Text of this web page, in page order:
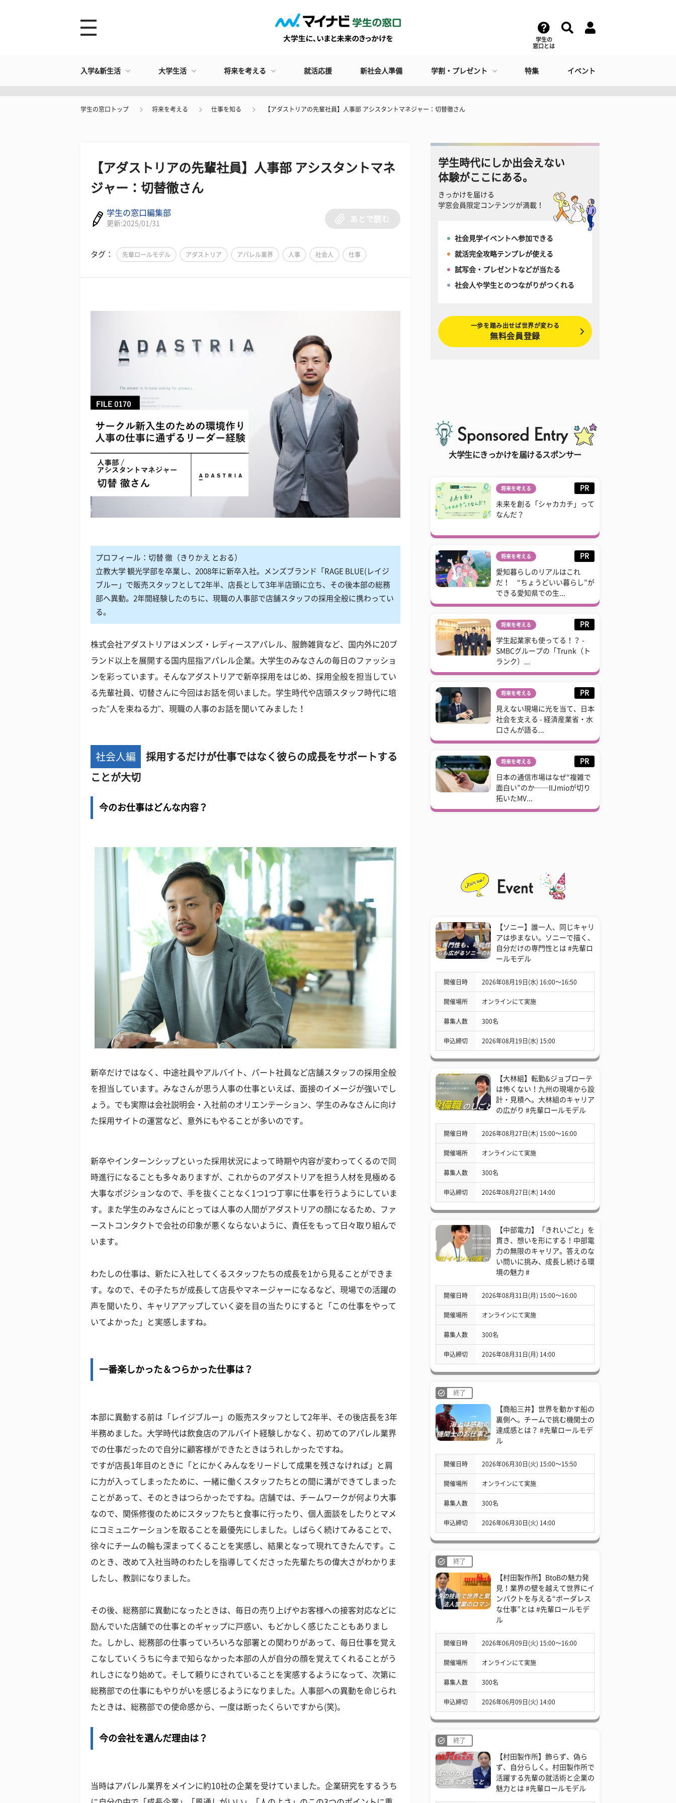
学生の
窓口とは
入学&新生活 大学生活 将来を考える 就活応援 新社会人準備 学割・プレゼント 特集 イベント
学生の窓口トップ 将来を考える 仕事を知る 【アダストリアの先輩社員】人事部 アシスタントマネジャー：切替徹さん
【アダストリアの先輩社員】人事部 アシスタントマネ
ジャー：切替徹さん
学生の窓口編集部
更新:2025/01/31
あとで読む
タグ： 先輩ロールモデル アダストリア アパレル業界 人事 社会人 仕事
プロフィール：切替 徹（きりかえ とおる）
立教大学 観光学部を卒業し、2008年に新卒入社。メンズブランド「RAGE BLUE(レイジ
ブルー」で販売スタッフとして2年半、店長として3年半店頭に立ち、その後本部の総務
部へ異動。2年間経験したのちに、現職の人事部で店舗スタッフの採用全般に携わってい
る。
株式会社アダストリアはメンズ・レディースアパレル、服飾雑貨など、国内外に20ブ
ランド以上を展開する国内屈指アパレル企業。大学生のみなさんの毎日のファッショ
ンを彩っています。そんなアダストリアで新卒採用をはじめ、採用全般を担当してい
る先輩社員、切替さんに今回はお話を伺いました。学生時代や店頭スタッフ時代に培
った"人を束ねる力"、現職の人事のお話を聞いてみました！
社会人編 採用するだけが仕事ではなく彼らの成長をサポートする
ことが大切
今のお仕事はどんな内容？
新卒だけではなく、中途社員やアルバイト、パート社員など店舗スタッフの採用全般
を担当しています。みなさんが思う人事の仕事といえば、面接のイメージが強いでし
ょう。でも実際は会社説明会・入社前のオリエンテーション、学生のみなさんに向け
た採用サイトの運営など、意外にもやることが多いのです。
新卒やインターンシップといった採用状況によって時期や内容が変わってくるので同
時進行になることも多々ありますが、これからのアダストリアを担う人材を見極める
大事なポジションなので、手を抜くことなく1つ1つ丁寧に仕事を行うようにしていま
す。また学生のみなさんにとっては人事の人間がアダストリアの顔になるため、ファ
ーストコンタクトで会社の印象が悪くならないように、責任をもって日々取り組んで
います。
わたしの仕事は、新たに入社してくるスタッフたちの成長を1から見ることができま
す。なので、その子たちが成長して店長やマネージャーになるなど、現場での活躍の
声を聞いたり、キャリアアップしていく姿を目の当たりにすると「この仕事をやって
いてよかった」と実感しますね。
一番楽しかった＆つらかった仕事は？
本部に異動する前は「レイジブルー」の販売スタッフとして2年半、その後店長を3年
半務めました。大学時代は飲食店のアルバイト経験しかなく、初めてのアパレル業界
での仕事だったので自分に顧客様ができたときはうれしかったですね。
ですが店長1年目のときに「とにかくみんなをリードして成果を残さなければ」と肩
に力が入ってしまったために、一緒に働くスタッフたちとの間に溝ができてしまった
ことがあって、そのときはつらかったですね。店舗では、チームワークが何より大事
なので、関係修復のためにスタッフたちと食事に行ったり、個人面談をしたりとマメ
にコミュニケーションを取ることを最優先にしました。しばらく続けてみることで、
徐々にチームの輪も深まってくることを実感し、結果となって現れてきたんです。こ
のとき、改めて入社当時のわたしを指導してくださった先輩たちの偉大さがわかりま
したし、教訓になりました。
その後、総務部に異動になったときは、毎日の売り上げやお客様への接客対応などに
励んでいた店舗での仕事とのギャップに戸惑い、もどかしく感じたこともありまし
た。しかし、総務部の仕事っていろいろな部署との関わりがあって、毎日仕事を覚え
こなしていくうちに今まで知らなかった本部の人が自分の顔を覚えてくれることがう
れしさになり始めて。そして頼りにされていることを実感するようになって、次第に
総務部での仕事にもやりがいを感じるようになりました。人事部への異動を命じられ
たときは、総務部での使命感から、一度は断ったくらいですから(笑)。
今の会社を選んだ理由は？
当時はアパレル業界をメインに約10社の企業を受けていました。企業研究をするうち
学生時代にしか出会えない
体験がここにある。
きっかけを届ける
学窓会員限定コンテンツが満載！
社会見学イベントへ参加できる
就活完全攻略テンプレが使える
試写会・プレゼントなどが当たる
社会人や学生とのつながりがつくれる
一歩を踏み出せば世界が変わる
無料会員登録
大学生にきっかけを届けるスポンサー
将来を考える PR
未来を創る「シャカカチ」って
なんだ？
将来を考える PR
愛知暮らしのリアルはこれ
だ！ “ちょうどいい暮らし”が
できる愛知県での生...
将来を考える PR
学生起業家も使ってる！？ -
SMBCグループの「Trunk（ト
ランク）...
将来を考える PR
見えない現場に光を当て、日本
社会を支える - 経済産業省・水
口さんが語る...
将来を考える PR
日本の通信市場はなぜ“複雑で
面白い”のか──IIJmioが切り
拓いたMV...
【ソニー】誰一人、同じキャリ
アは歩まない。ソニーで描く、
自分だけの専門性とは #先輩ロ
ールモデル
開催日時 2026年08月19日(水) 16:00〜16:50
開催場所 オンラインにて実施
募集人数 300名
申込締切 2026年08月19日(水) 15:00
【大林組】転勤&ジョブローテ
は怖くない！九州の現場から設
計・見積へ。大林組のキャリア
の広がり #先輩ロールモデル
開催日時 2026年08月27日(木) 15:00〜16:00
開催場所 オンラインにて実施
募集人数 300名
申込締切 2026年08月27日(木) 14:00
【中部電力】「きれいごと」を
貫き、想いを形にする！中部電
力の無限のキャリア。答えのな
い問いに挑み、成長し続ける環
境の魅力 #
開催日時 2026年08月31日(月) 15:00〜16:00
開催場所 オンラインにて実施
募集人数 300名
申込締切 2026年08月31日(月) 14:00
終了
【商船三井】世界を動かす船の
裏側へ。チームで挑む機関士の
達成感とは？ #先輩ロールモデ
ル
開催日時 2026年06月30日(火) 15:00〜15:50
開催場所 オンラインにて実施
募集人数 300名
申込締切 2026年06月30日(火) 14:00
終了
【村田製作所】BtoBの魅力発
見！業界の壁を越えて世界にイ
ンパクトを与える“ボーダレス
な仕事”とは #先輩ロールモデ
ル
開催日時 2026年06月09日(火) 15:00〜16:00
開催場所 オンラインにて実施
募集人数 300名
申込締切 2026年06月09日(火) 14:00
終了
【村田製作所】飾らず、偽ら
ず、自分らしく。村田製作所で
活躍する先輩の就活術と企業の
魅力とは #先輩ロールモデル